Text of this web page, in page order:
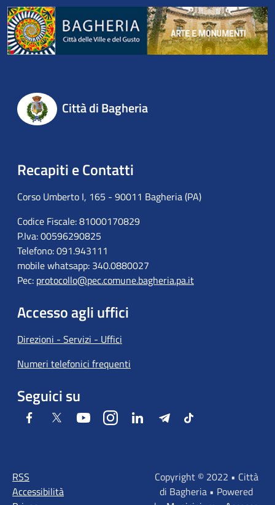
Città di Bagheria
Recapiti e Contatti
Corso Umberto I, 165 - 90011 Bagheria (PA)
Codice Fiscale: 81000170829
P.Iva: 00596290825
Telefono: 091.943111
mobile whatsapp: 340.0880027
Pec: protocollo@pec.comune.bagheria.pa.it
Accesso agli uffici
Direzioni - Servizi - Uffici
Numeri telefonici frequenti
Seguici su
Facebook Twitter YoutubeInstagramLinkedIn TelegramTiktok
RSS
Accessibilità
Copyright © 2022 • Città
di Bagheria • Powered